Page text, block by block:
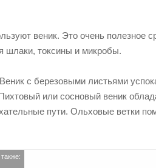
веник. Это очень полезное
шлаки, токсины и микробы.
с березовыми листьями
или сосновый веник
пути. Ольховые ветки